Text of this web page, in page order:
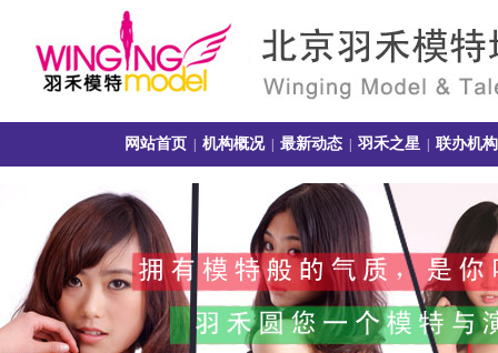
网站首页 机构概况| 最新动态 羽禾之星 联办机构